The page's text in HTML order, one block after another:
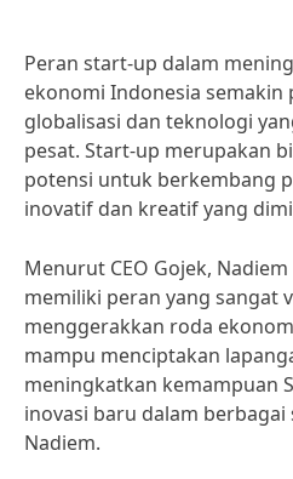
Peran start-up dalam
ekonomi Indonesia semakin
globalisasi dan teknologi
pesat. Start-up merupakan
potensi untuk berkembang
inovatif dan kreatif yang
Menurut CEO Gojek,
memiliki peran yang sangat
menggerakkan roda
mampu menciptakan
meningkatkan kemampuan
inovasi baru dalam
Nadiem.